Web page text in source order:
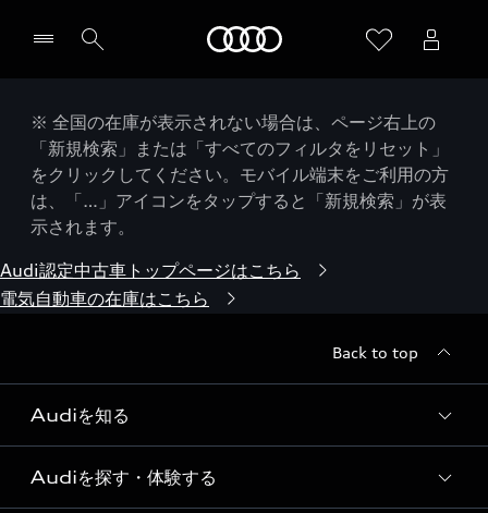
※ 全国の在庫が表示されない場合は、ページ右上の
「新規検索」または「すべてのフィルタをリセット」
をクリックしてください。モバイル端末をご利用の方
は、「…」アイコンをタップすると「新規検索」が表
示されます。
Audi認定中古車トップページはこちら
電気自動車の在庫はこちら
Back to top
Audiを知る
Audi ブランド
Audiを探す・体験する